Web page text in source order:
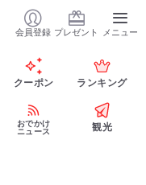
会員登録 プレゼント メニュー
クーポン ランキング
おでかけ
ニュース
観光